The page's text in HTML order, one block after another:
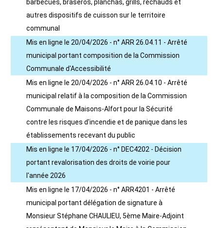
barbecues, braseros, planchas, grills, réchauds et
autres dispositifs de cuisson sur le territoire
communal
Mis en ligne le 20/04/2026 - n° ARR 26.04.11 - Arrêté
municipal portant composition de la Commission
Communale d'Accessibilité
Mis en ligne le 20/04/2026 - n° ARR 26.04.10 - Arrêté
municipal relatif à la composition de la Commission
Communale de Maisons-Alfort pour la Sécurité
contre les risques d'incendie et de panique dans les
établissements recevant du public
Mis en ligne le 17/04/2026 - n° DEC4202 - Décision
portant revalorisation des droits de voirie pour
l'année 2026
Mis en ligne le 17/04/2026 - n° ARR4201 - Arrêté
municipal portant délégation de signature à
Monsieur Stéphane CHAULIEU, 5ème Maire-Adjoint